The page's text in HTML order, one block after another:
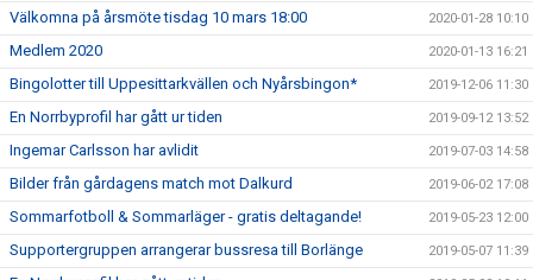
Välkomna på årsmöte tisdag 10 mars 18:00 2020-01-28 10:10
Medlem 2020 2020-01-13 16:21
Bingolotter till Uppesittarkvällen och Nyårsbingon* 2019-12-06 11:30
En Norrbyprofil har gått ur tiden 2019-09-12 13:52
Ingemar Carlsson har avlidit 2019-07-03 14:58
Bilder från gårdagens match mot Dalkurd 2019-06-02 17:08
Sommarfotboll & Sommarläger - gratis deltagande! 2019-05-23 12:00
Supportergruppen arrangerar bussresa till Borlänge 2019-05-07 11:39